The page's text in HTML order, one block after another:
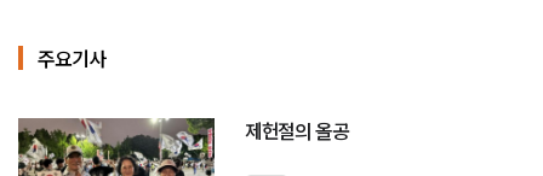
주요기사
제헌절의 올공